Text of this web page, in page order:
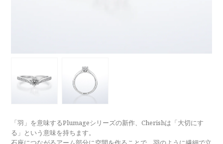
ブライダルリングへの想い
パーフェクトフィットカウンセリング
シークレットストーン
レーザー刻印サービス
ナノジュエリーコート
よくあるご質問
「羽」を意味するPlumageシリーズの新作、Cherishは「大切にす
る」という意味を持ちます。